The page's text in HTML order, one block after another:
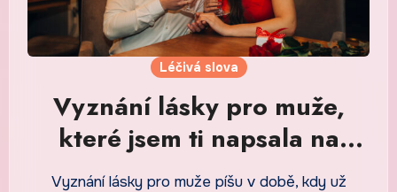
Léčivá slova
Vyznání lásky pro muže,
které jsem ti napsala na
lístek do peněženky
Vyznání lásky pro muže píšu v době, kdy už